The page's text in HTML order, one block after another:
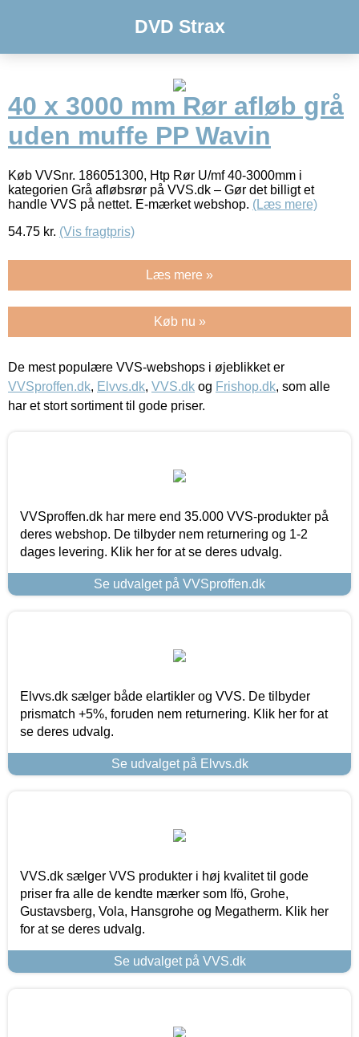
DVD Strax
40 x 3000 mm Rør afløb grå
uden muffe PP Wavin
Køb VVSnr. 186051300, Htp Rør U/mf 40-3000mm i
kategorien Grå afløbsrør på VVS.dk – Gør det billigt et
handle VVS på nettet. E-mærket webshop. (Læs mere)
54.75 kr. (Vis fragtpris)
Læs mere »
Køb nu »
De mest populære VVS-webshops i øjeblikket er
VVSproffen.dk, Elvvs.dk, VVS.dk og Frishop.dk, som alle
har et stort sortiment til gode priser.
VVSproffen.dk har mere end 35.000 VVS-produkter på
deres webshop. De tilbyder nem returnering og 1-2
dages levering. Klik her for at se deres udvalg.
Se udvalget på VVSproffen.dk
Elvvs.dk sælger både elartikler og VVS. De tilbyder
prismatch +5%, foruden nem returnering. Klik her for at
se deres udvalg.
Se udvalget på Elvvs.dk
VVS.dk sælger VVS produkter i høj kvalitet til gode
priser fra alle de kendte mærker som Ifö, Grohe,
Gustavsberg, Vola, Hansgrohe og Megatherm. Klik her
for at se deres udvalg.
Se udvalget på VVS.dk